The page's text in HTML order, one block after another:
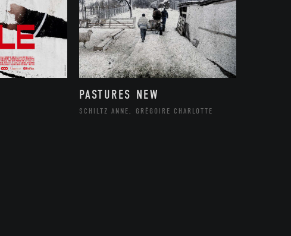
PASTURES NEW
SCHILTZ ANNE, GRÉGOIRE CHARLOTTE